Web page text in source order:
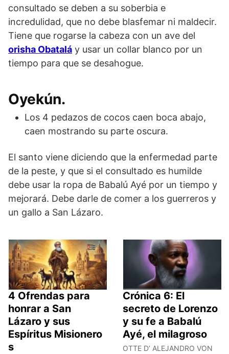
consultado se deben a su soberbia e
incredulidad, que no debe blasfemar ni maldecir.
Tiene que rogarse la cabeza con un ave del
orisha Obatalá y usar un collar blanco por un
tiempo para que se desahogue.
Oyekún.
Los 4 pedazos de cocos caen boca abajo,
caen mostrando su parte oscura.
El santo viene diciendo que la enfermedad parte
de la peste, y que si el consultado es humilde
debe usar la ropa de Babalú Ayé por un tiempo y
mejorará. Debe darle de comer a los guerreros y
un gallo a San Lázaro.
4 Ofrendas para
honrar a San
Lázaro y sus
Espíritus Misionero
s
Crónica 6: El
secreto de Lorenzo
y su fe a Babalú
Ayé, el milagroso
OTTE D’ ALEJANDRO VON